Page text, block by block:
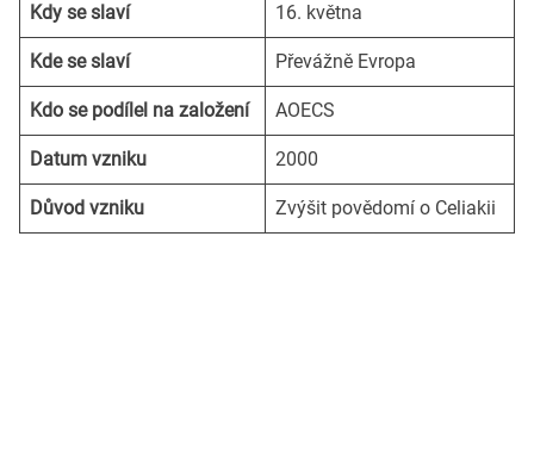
Kdy se slaví 16. května
Kde se slaví Převážně Evropa
Kdo se podílel na založení AOECS
Datum vzniku 2000
Důvod vzniku Zvýšit povědomí o Celiakii